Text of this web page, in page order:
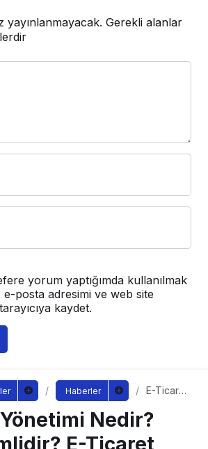
yayınlanmayacak. Gerekli alanlar
yorum yaptığımda kullanılmak
e-posta adresimi ve web site
kaydet.
Haberler
E-Ticaret
Nedir?
Niye
Önemlidir
Nedir?
E-Ticaret